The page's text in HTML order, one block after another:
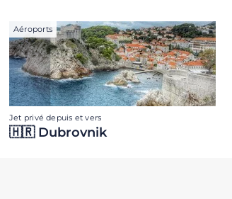
Aéroports
Jet privé depuis et vers
🇭🇷 Dubrovnik